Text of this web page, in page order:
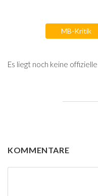
MB-Kritik
Es liegt noch keine
KOMMENTARE